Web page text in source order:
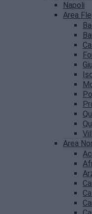
Napoli
Area
Area